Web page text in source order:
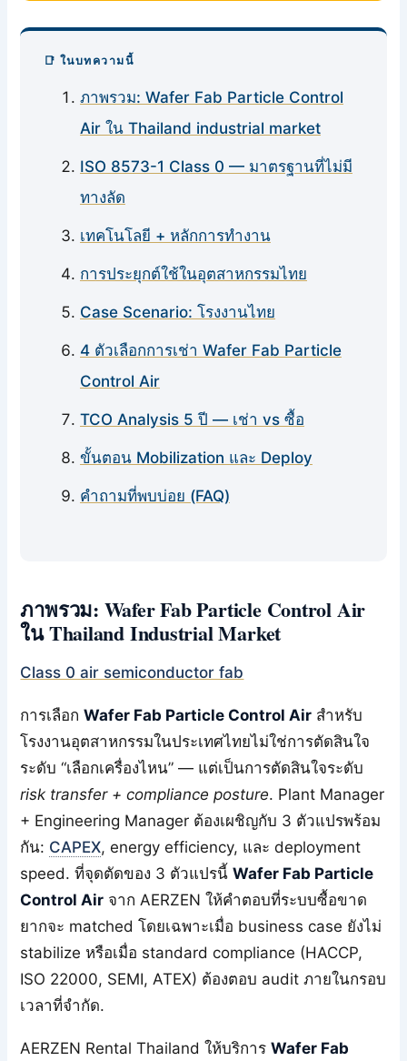
📑 ในบทความนี้
ภาพรวม: Wafer Fab Particle Control
Air ใน Thailand industrial market
ISO 8573-1 Class 0 — มาตรฐานที่ไม่มี
ทางลัด
เทคโนโลยี + หลักการทำงาน
การประยุกต์ใช้ในอุตสาหกรรมไทย
Case Scenario: โรงงานไทย
4 ตัวเลือกการเช่า Wafer Fab Particle
Control Air
TCO Analysis 5 ปี — เช่า vs ซื้อ
ขั้นตอน Mobilization และ Deploy
คำถามที่พบบ่อย (FAQ)
ภาพรวม: Wafer Fab Particle Control Air
ใน Thailand Industrial Market
Class 0 air semiconductor fab
การเลือกWafer Fab Particle Control Air สำหรับ
โรงงานอุตสาหกรรมในประเทศไทยไม่ใช่การตัดสินใจ
ระดับ “เลือกเครื่องไหน” — แต่เป็นการตัดสินใจระดับ
risk transfer + compliance posture. Plant Manager
+ Engineering Manager ต้องเผชิญกับ 3 ตัวแปรพร้อม
กัน: CAPEX, energy efficiency, และ deployment
speed. ที่จุดตัดของ 3 ตัวแปรนี้Wafer Fab Particle
Control Air จาก AERZEN ให้คำตอบที่ระบบซื้อขาด
ยากจะ matched โดยเฉพาะเมื่อ business case ยังไม่
stabilize หรือเมื่อ standard compliance (HACCP,
ISO 22000, SEMI, ATEX) ต้องตอบ audit ภายในกรอบ
เวลาที่จำกัด.
AERZEN Rental Thailand ให้บริการWafer Fab